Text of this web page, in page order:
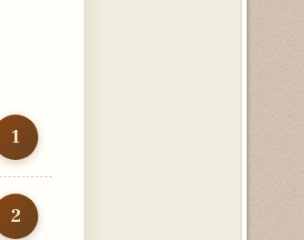
1
2